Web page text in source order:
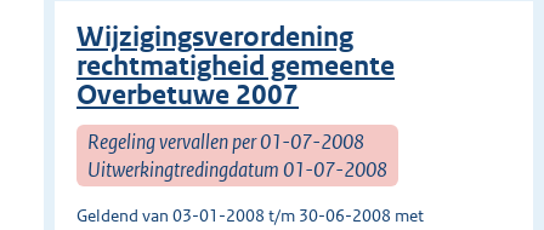
Wijzigingsverordening
rechtmatigheid gemeente
Overbetuwe 2007
Regeling vervallen per 01-07-2008
Uitwerkingtredingdatum 01-07-2008
Geldend van 03-01-2008 t/m 30-06-2008 met